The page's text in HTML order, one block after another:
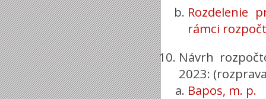
Rozdelenie
rámci
Návrh
2023:
Bapos, m. p.